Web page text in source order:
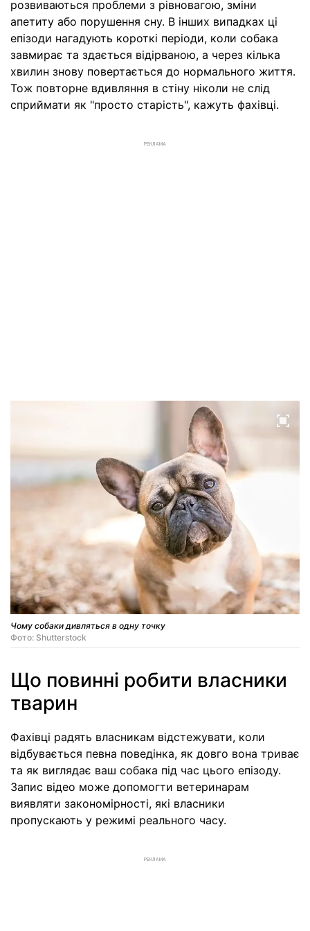
розвиваються проблеми з рівновагою, зміни
апетиту або порушення сну. В інших випадках ці
епізоди нагадують короткі періоди, коли собака
завмирає та здається відірваною, а через кілька
хвилин знову повертається до нормального життя.
Тож повторне вдивляння в стіну ніколи не слід
сприймати як "просто старість", кажуть фахівці.
РЕКЛАМА
Чому собаки дивляться в одну точку
Фото: Shutterstock
Що повинні робити власники
тварин
Фахівці радять власникам відстежувати, коли
відбувається певна поведінка, як довго вона триває
та як виглядає ваш собака під час цього епізоду.
Запис відео може допомогти ветеринарам
виявляти закономірності, які власники
пропускають у режимі реального часу.
РЕКЛАМА